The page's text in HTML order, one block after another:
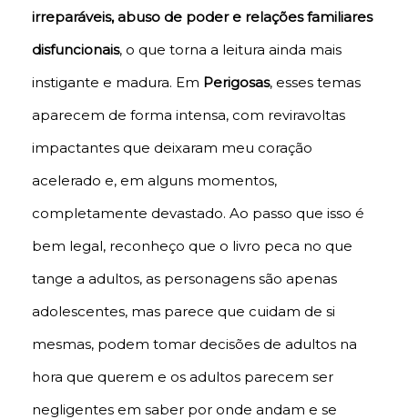
irreparáveis, abuso de poder e relações familiares
disfuncionais, o que torna a leitura ainda mais
instigante e madura. Em Perigosas, esses temas
aparecem de forma intensa, com reviravoltas
impactantes que deixaram meu coração
acelerado e, em alguns momentos,
completamente devastado. Ao passo que isso é
bem legal, reconheço que o livro peca no que
tange a adultos, as personagens são apenas
adolescentes, mas parece que cuidam de si
mesmas, podem tomar decisões de adultos na
hora que querem e os adultos parecem ser
negligentes em saber por onde andam e se